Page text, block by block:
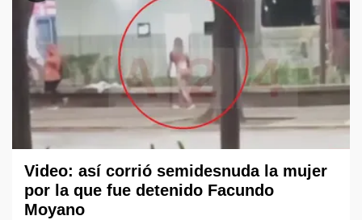
Video: así corrió semidesnuda la mujer
por la que fue detenido Facundo
Moyano